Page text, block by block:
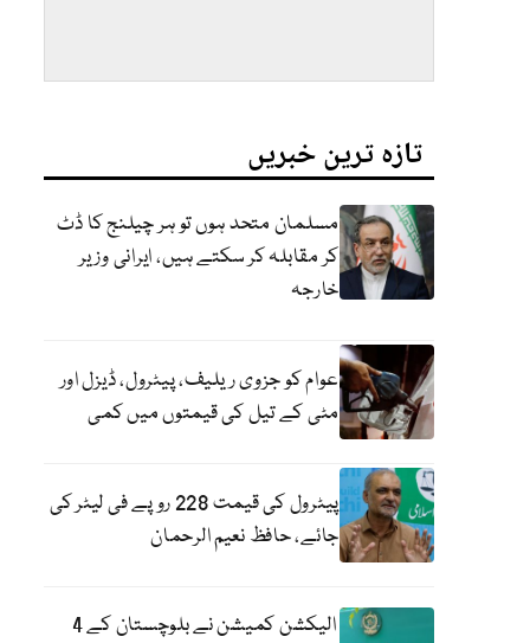
تازہ ترین خبریں
مسلمان متحد ہوں تو ہر چیلنج کا ڈٹ
کر مقابلہ کر سکتے ہیں، ایرانی وزیر
خارجہ
عوام کو جزوی ریلیف، پیٹرول، ڈیزل اور
مٹی کے تیل کی قیمتوں میں کمی
پیٹرول کی قیمت 228 روپے فی لیٹر کی
جائے، حافظ نعیم الرحمان
الیکشن کمیشن نے بلوچستان کے 4